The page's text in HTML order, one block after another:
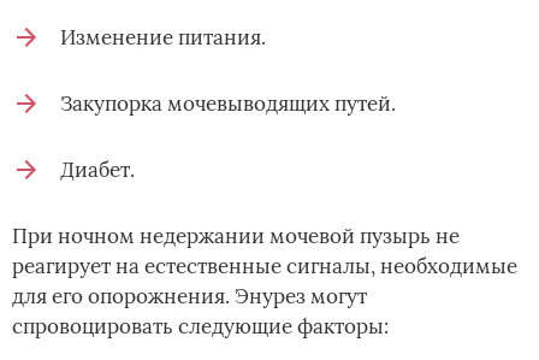
Изменение питания.
Закупорка мочевыводящих путей.
Диабет.
При ночном недержании мочевой пузырь не
реагирует на естественные сигналы, необходимые
для его опорожнения. Энурез могут
спровоцировать следующие факторы: